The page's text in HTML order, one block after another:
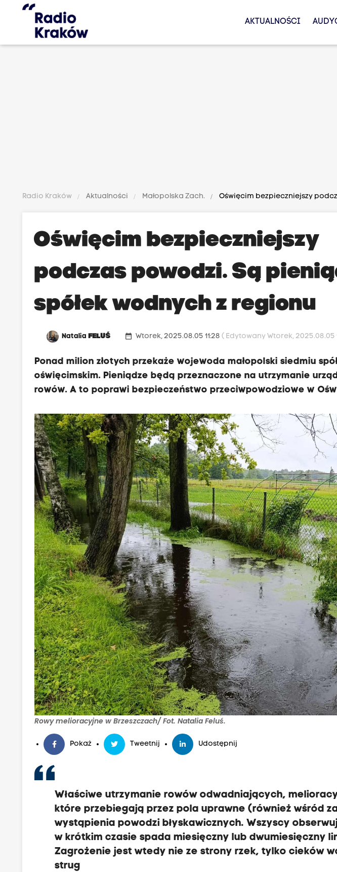
AKTUALNOŚCI
Radio Kraków Aktualności Małopolska Zach. Oświęcim bezpieczniejszy
Oświęcim bezpieczniejszy
podczas powodzi. Są
spółek wodnych z regionu
NataliaFELUŚ date_range Wtorek, 2025.08.05 11:28( Edytowany Wtorek, 2025.08.05
Ponad milion złotych przekaże wojewoda małopolski siedmiu
oświęcimskim. Pieniądze będą przeznaczone na utrzymanie
rowów. A to poprawi bezpieczeństwo przeciwpowodziowe w
Rowy melioracyjne w Brzeszczach/ Fot. Natalia Feluś.
Pokaż Tweetnij Udostępnij
Właściwe utrzymanie rowów odwadniających,
które przebiegają przez pola uprawne (również wśród
wystąpienia powodzi błyskawicznych. Wszyscy
w krótkim czasie spada miesięczny lub dwumiesięczny
Zagrożenie jest wtedy nie ze strony rzek, tylko cieków
strug